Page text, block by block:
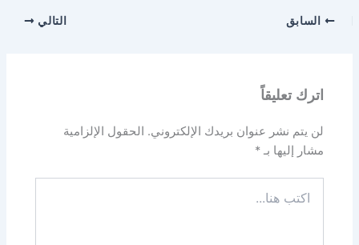
السابق التالي
اترك تعليقاً
لن يتم نشر عنوان بريدك الإلكتروني. الحقول الإلزامية
مشار إليها بـ*
هنا...